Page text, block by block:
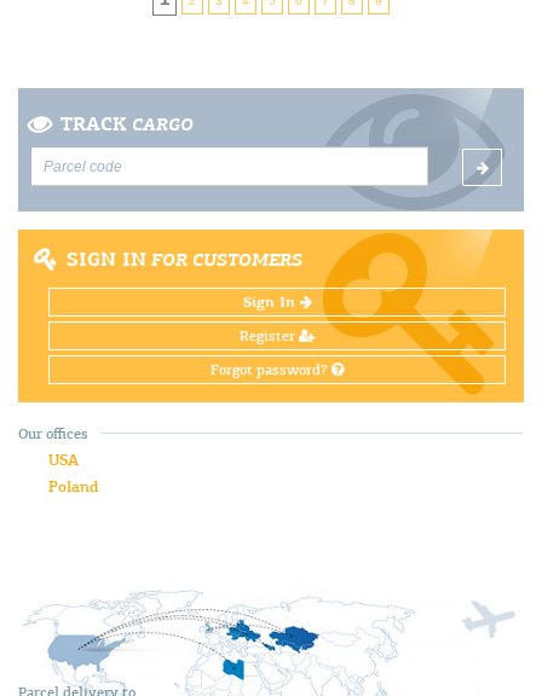
TRACK CARGO
SIGN IN FOR CUSTOMERS
Sign In
Register
Forgot password?
Our offices
USA
Poland